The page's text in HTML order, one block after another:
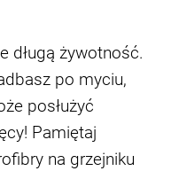
długą żywotność.
po myciu,
posłużyć
Pamiętaj
na grzejniku